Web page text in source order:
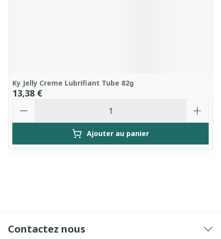
Ky Jelly Creme Lubrifiant Tube 82g
13,38 €
Ajouter au panier
Contactez nous